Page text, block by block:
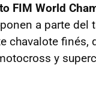
FIM World
a parte
chavalote finés,
y